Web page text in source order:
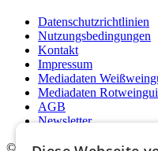
Datenschutzrichtlinien
Nutzungsbedingungen
Kontakt
Impressum
Mediadaten
Mediadaten
AGB
Newsletter
© 2026. Alle Rechte